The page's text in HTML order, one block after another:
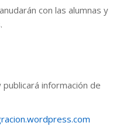
con las alumnas y
información de